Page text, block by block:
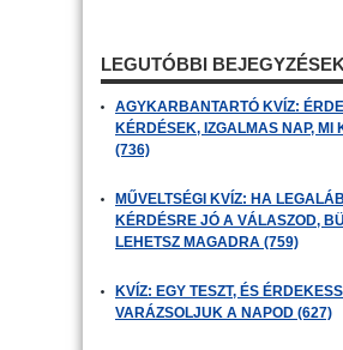
LEGUTÓBBI BEJEGYZÉSEK
AGYKARBANTARTÓ KVÍZ:
KÉRDÉSEK, IZGALMAS NAP, MI
(736)
MŰVELTSÉGI KVÍZ: HA
KÉRDÉSRE JÓ A VÁLASZOD,
LEHETSZ MAGADRA (759)
KVÍZ: EGY TESZT, ÉS
VARÁZSOLJUK A NAPOD (627)